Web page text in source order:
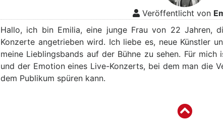
Veröffentlicht von
Hallo, ich bin Emilia, eine junge Frau von 22 Jahren,
Konzerte angetrieben wird. Ich liebe es, neue Künstler
meine Lieblingsbands auf der Bühne zu sehen. Für
und der Emotion eines Live-Konzerts, bei dem man die
dem Publikum spüren kann.